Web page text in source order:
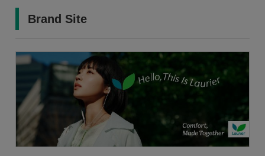
Brand Site